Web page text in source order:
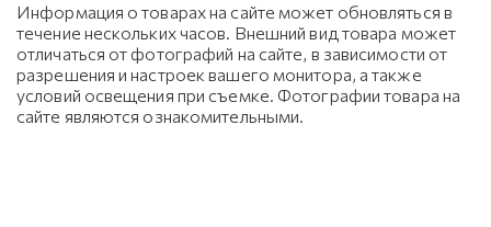
Информация о товарах на сайте может обновляться в
течение нескольких часов. Внешний вид товара может
отличаться от фотографий на сайте, в зависимости от
разрешения и настроек вашего монитора, а также
условий освещения при съемке. Фотографии товара на
сайте являются ознакомительными.